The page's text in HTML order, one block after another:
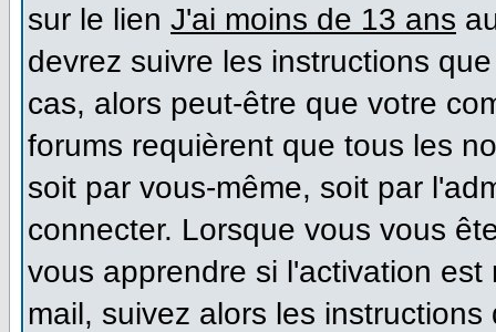
sur le lien J'ai moins de 13 ans
devrez suivre les instructions
cas, alors peut-être que votre
forums requièrent que tous les
soit par vous-même, soit par
connecter. Lorsque vous vous
vous apprendre si l'activation
mail, suivez alors les